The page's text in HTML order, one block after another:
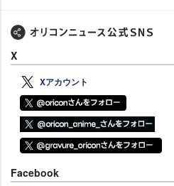
X
Xアカウント
Facebook